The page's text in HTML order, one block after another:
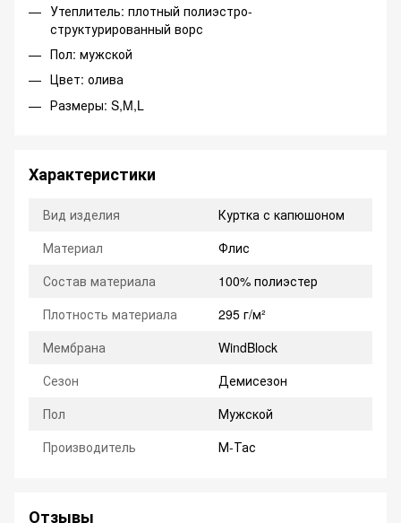
Утеплитель: плотный полиэстро-
структурированный ворс
Пол: мужской
Цвет: олива
Размеры: S,M,L
Характеристики
Вид изделия
Куртка с капюшоном
Материал
Флис
Состав материала
100% полиэстер
Плотность материала
295 г/м²
Мембрана
WindBlock
Сезон
Демисезон
Пол
Мужской
Производитель
М-Тас
Отзывы